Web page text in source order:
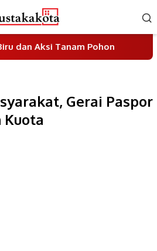
Pohon Sayembara
Gerai Paspor